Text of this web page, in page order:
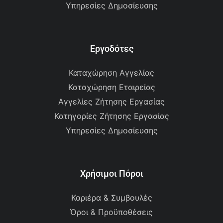
Υπηρεσίες Δημοσίευσης
Εργοδότες
Καταχώρηση Αγγελίας
Καταχώρηση Εταιρείας
Αγγελίες Ζήτησης Εργασίας
Κατηγορίες Ζήτησης Εργασίας
Υπηρεσίες Δημοσίευσης
Χρήσιμοι Πόροι
Καριέρα & Συμβουλές
Όροι & Προϋποθέσεις